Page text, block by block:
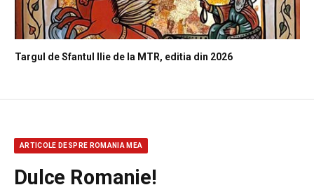
Targul de Sfantul Ilie de la MTR, editia din 2026
ARTICOLE DESPRE ROMANIA MEA
Dulce Romanie!